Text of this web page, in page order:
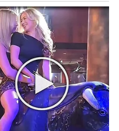
obrta.
osjećaj da se ništa ne
se može promijeniti.
treba da se bojiš promjena.
bi nešto mnogo bolje moglo